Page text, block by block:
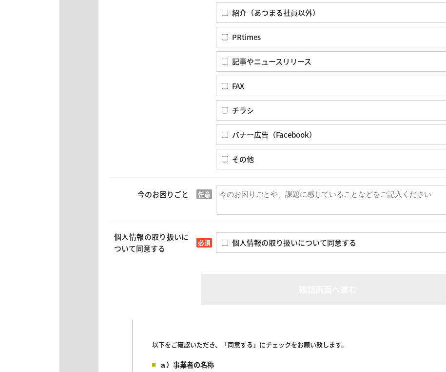
紹介（あつまる社員以外）
PRtimes
記事やニュースリリース
FAX
チラシ
バナー広告（Facebook）
その他
今のお困りごと
個人情報の取り扱いに
ついて同意する
個人情報の取り扱いについて同意する
以下をご確認いただき、「同意する」にチェックをお願い致します。
ａ）事業者の名称